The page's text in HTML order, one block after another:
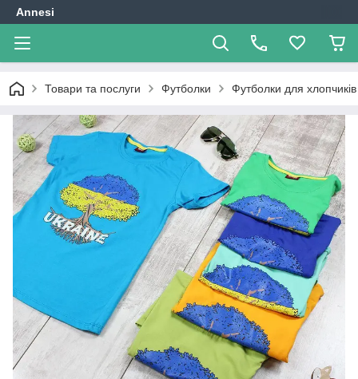
Annesi
Товари та послуги Футболки Футболки для хлопчиків